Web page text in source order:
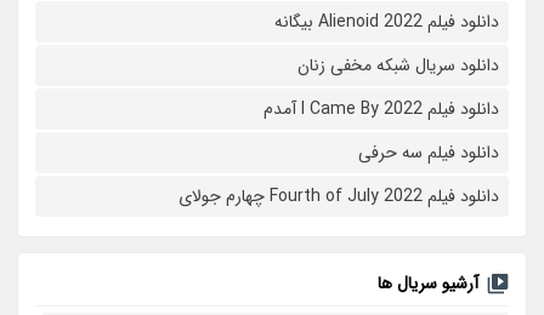
دانلود فیلم Alienoid 2022 بیگانه
دانلود سریال شبکه مخفی زنان
دانلود فیلم I Came By 2022 آمدم
دانلود فیلم سه حرفی
دانلود فیلم Fourth of July 2022 چهارم جولای
آرشیو سریال ها